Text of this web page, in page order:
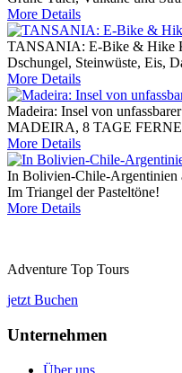
More Details
TANSANIA: E-Bike & Hike
Dschungel, Steinwüste, Eis,
More Details
Madeira: Insel von
MADEIRA, 8 TAGE
More Details
In Bolivien-Chile-Argentinien
Im Triangel der Pasteltöne!
More Details
Adventure Top Tours
jetzt Buchen
Unternehmen
Über uns